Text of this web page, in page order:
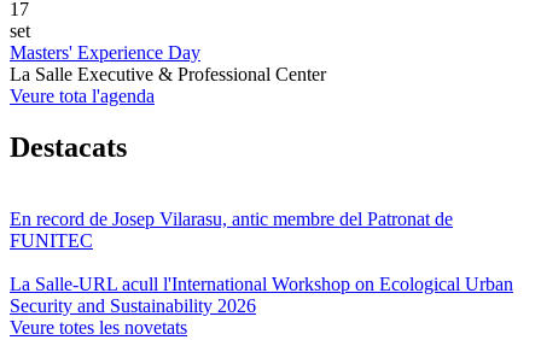
17
set
Masters' Experience Day
La Salle Executive & Professional Center
Veure tota l'agenda
Destacats
En record de Josep Vilarasu, antic membre del Patronat de
FUNITEC
La Salle-URL acull l'International Workshop on Ecological Urban
Security and Sustainability 2026
Veure totes les novetats